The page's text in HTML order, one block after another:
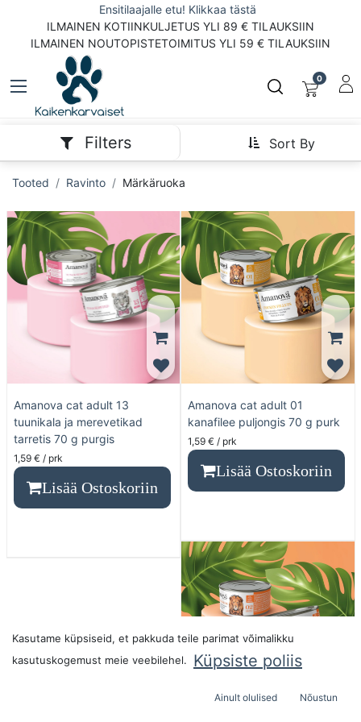
Ensitilaajalle etu! Klikkaa tästä
ILMAINEN KOTIINKULJETUS YLI 89 € TILAUKSIIN
ILMAINEN NOUTOPISTETOIMITUS YLI 59 € TILAUKSIIN
0
Sort By
Filters
Tooted Ravinto Märkäruoka
Amanova cat adult 13
tuunikala ja merevetikad
tarretis 70 g purgis
1,59€ / prk
Lisää Ostoskoriin
Amanova cat adult 01
kanafilee puljongis 70 g purk
1,59 € / prk
Lisää Ostoskoriin
Kasutame küpsiseid, et pakkuda teile parimat võimalikku
kasutuskogemust meie veebilehel.
Küpsiste poliis
Ainult olulised Nõustun